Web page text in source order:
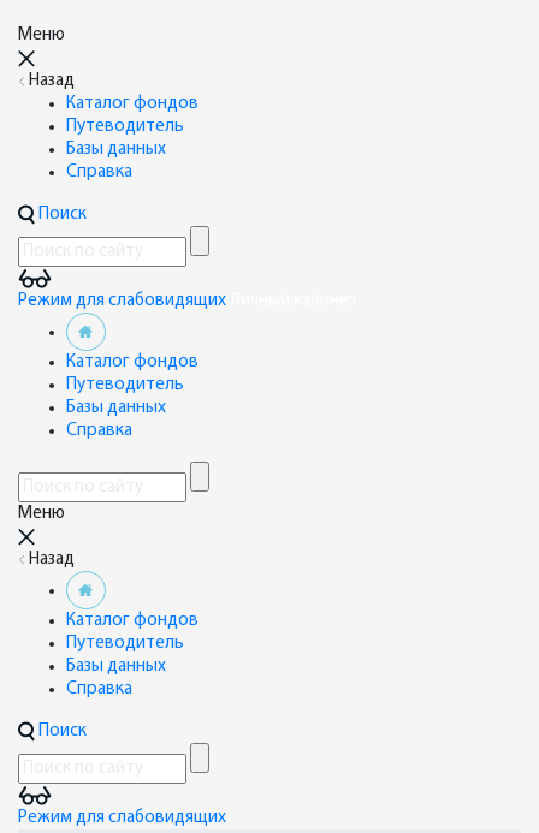
Меню
Назад
Каталог фондов
Путеводитель
Базы данных
Справка
Поиск
Режим для слабовидящих
Каталог фондов
Путеводитель
Базы данных
Справка
Меню
Назад
Каталог фондов
Путеводитель
Базы данных
Справка
Поиск
Режим для слабовидящих